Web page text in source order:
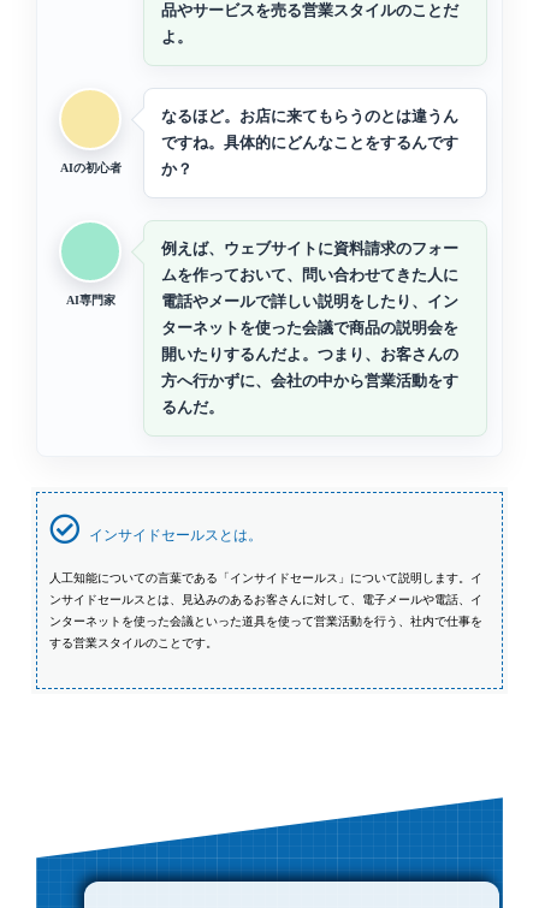
品やサービスを売る営業スタイルのことだ
よ。
AIの初心者
なるほど。お店に来てもらうのとは違うん
ですね。具体的にどんなことをするんです
か？
AI専門家
例えば、ウェブサイトに資料請求のフォー
ムを作っておいて、問い合わせてきた人に
電話やメールで詳しい説明をしたり、イン
ターネットを使った会議で商品の説明会を
開いたりするんだよ。つまり、お客さんの
方へ行かずに、会社の中から営業活動をす
るんだ。
インサイドセールスとは。
人工知能についての言葉である「インサイドセールス」について説明します。イ
ンサイドセールスとは、見込みのあるお客さんに対して、電子メールや電話、イ
ンターネットを使った会議といった道具を使って営業活動を行う、社内で仕事を
する営業スタイルのことです。